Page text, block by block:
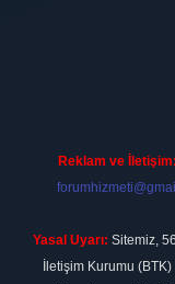
Reklam ve İletişim:
Yasal Uyarı: Sitemiz,
İletişim Kurumu